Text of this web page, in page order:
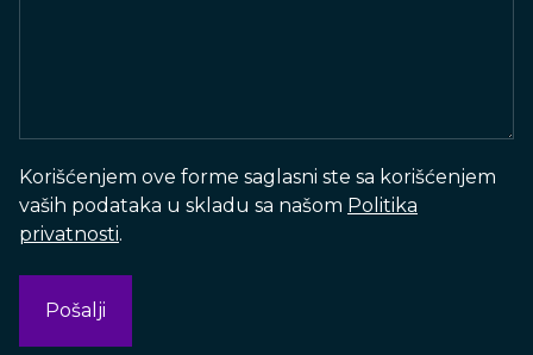
Korišćenjem ove forme saglasni ste sa korišćenjem
vaših podataka u skladu sa našom Politika
privatnosti.